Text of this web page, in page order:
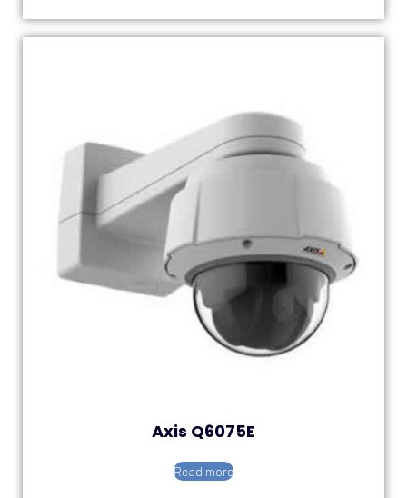
Axis Q6075E
Read more